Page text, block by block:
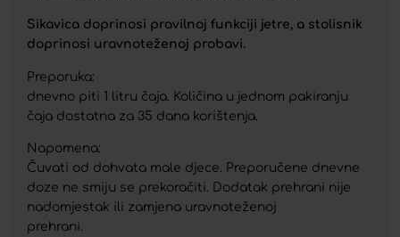
Sikavica doprinosi pravilnoj funkciji jetre, a stolisnik
doprinosi uravnoteženoj probavi.
Preporuka:
dnevno piti 1 litru čaja. Količina u jednom pakiranju
čaja dostatna za 35 dana korištenja.
Napomena:
Čuvati od dohvata male djece. Preporučene dnevne
doze ne smiju se prekoračiti. Dodatak prehrani nije
nadomjestak ili zamjena uravnoteženoj
prehrani.